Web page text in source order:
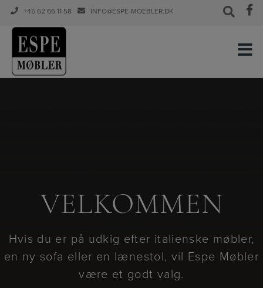
+45 62 66 11 58 INFO@ESPE-MOEBLER.DK
VELKOMMEN
Hvis du er på udkig efter italienske møbler,
en ny sofa eller en lænestol, vil Espe Møbler
være et godt valg.
VELKOMMEN
Hvis du er på udkig efter italienske møbler,
en ny sofa eller en lænestol, vil Espe Møbler
være et godt valg.